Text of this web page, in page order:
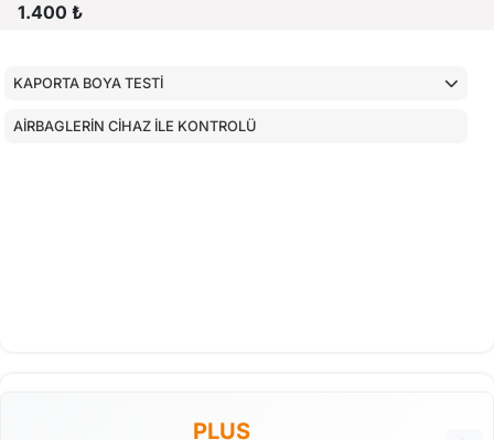
1.400 ₺
KAPORTA BOYA TESTİ
AİRBAGLERİN CİHAZ İLE KONTROLÜ
PLUS